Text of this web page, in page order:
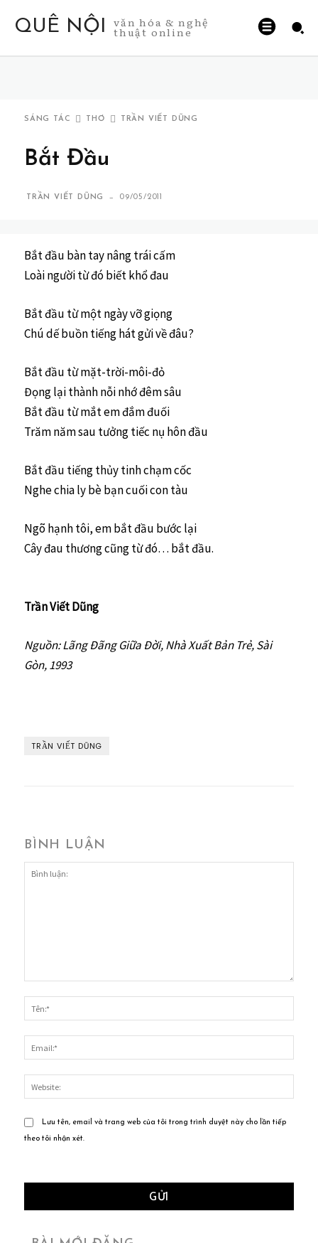
QUÊ NỘI văn hóa & nghệ
thuật online
SÁNG TÁC THƠ TRẦN VIẾT DŨNG
Bắt Đầu
TRẦN VIẾT DŨNG - 09/05/2011
Bắt đầu bàn tay nâng trái cấm
Loài người từ đó biết khổ đau
Bắt đầu từ một ngày vỡ giọng
Chú dế buồn tiếng hát gửi về đâu?
Bắt đầu từ mặt-trời-môi-đỏ
Đọng lại thành nỗi nhớ đêm sâu
Bắt đầu từ mắt em đắm đuối
Trăm năm sau tưởng tiếc nụ hôn đầu
Bắt đầu tiếng thủy tinh chạm cốc
Nghe chia ly bè bạn cuối con tàu
Ngõ hạnh tôi, em bắt đầu bước lại
Cây đau thương cũng từ đó… bắt đầu.
Trần Viết Dũng
Nguồn: Lãng Đãng Giữa Đời, Nhà Xuất Bản Trẻ, Sài
Gòn, 1993
TRẦN VIẾT DŨNG
BÌNH LUẬN
luận:
Lưu tên, email và trang web của tôi trong trình duyệt này cho lần tiếp
theo tôi nhận xét.